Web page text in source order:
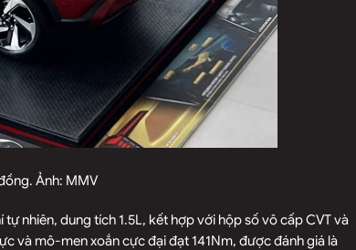
Ảnh: MMV
nhiên, dung tích 1.5L, kết hợp với hộp số vô cấp CVT và
và mô-men xoắn cực đại đạt 141Nm, được đánh giá là